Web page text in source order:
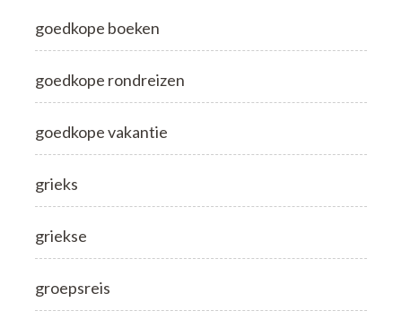
goedkope boeken
goedkope rondreizen
goedkope vakantie
grieks
griekse
groepsreis